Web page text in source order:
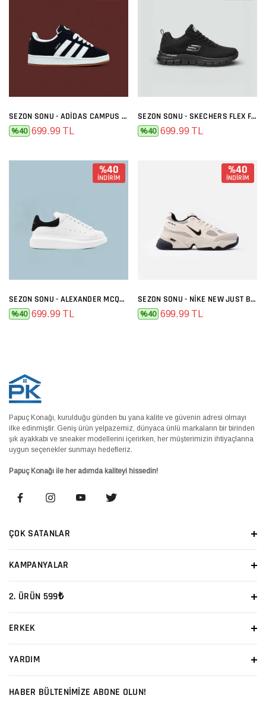
SEZON SONU - ADIDAS CAMPUS SIYAH BEYAZ
%40 699.99 TL
SEZON SONU - SKECHERS FLEX FULL SIYAH
%40 699.99 TL
%40
İNDİRİM
SEZON SONU - ALEXANDER MCQUEEN BEYAZ SIYAH
%40 699.99 TL
%40
İNDİRİM
SEZON SONU - NIKE NEW JUST BEJ
%40 699.99 TL
Papuç Konağı, kurulduğu günden bu yana kalite ve güvenin adresi olmayı
ilke edinmiştir. Geniş ürün yelpazemiz, dünyaca ünlü markaların bir birinden
şık ayakkabı ve sneaker modellerini içerirken, her müşterimizin ihtiyaçlarına
uygun seçenekler sunmayı hedefleriz.
Papuç Konağı ile her adımda kaliteyi hissedin!
ÇOK SATANLAR
KAMPANYALAR
2. ÜRÜN 599₺
ERKEK
YARDIM
HABER BÜLTENİMİZE ABONE OLUN!